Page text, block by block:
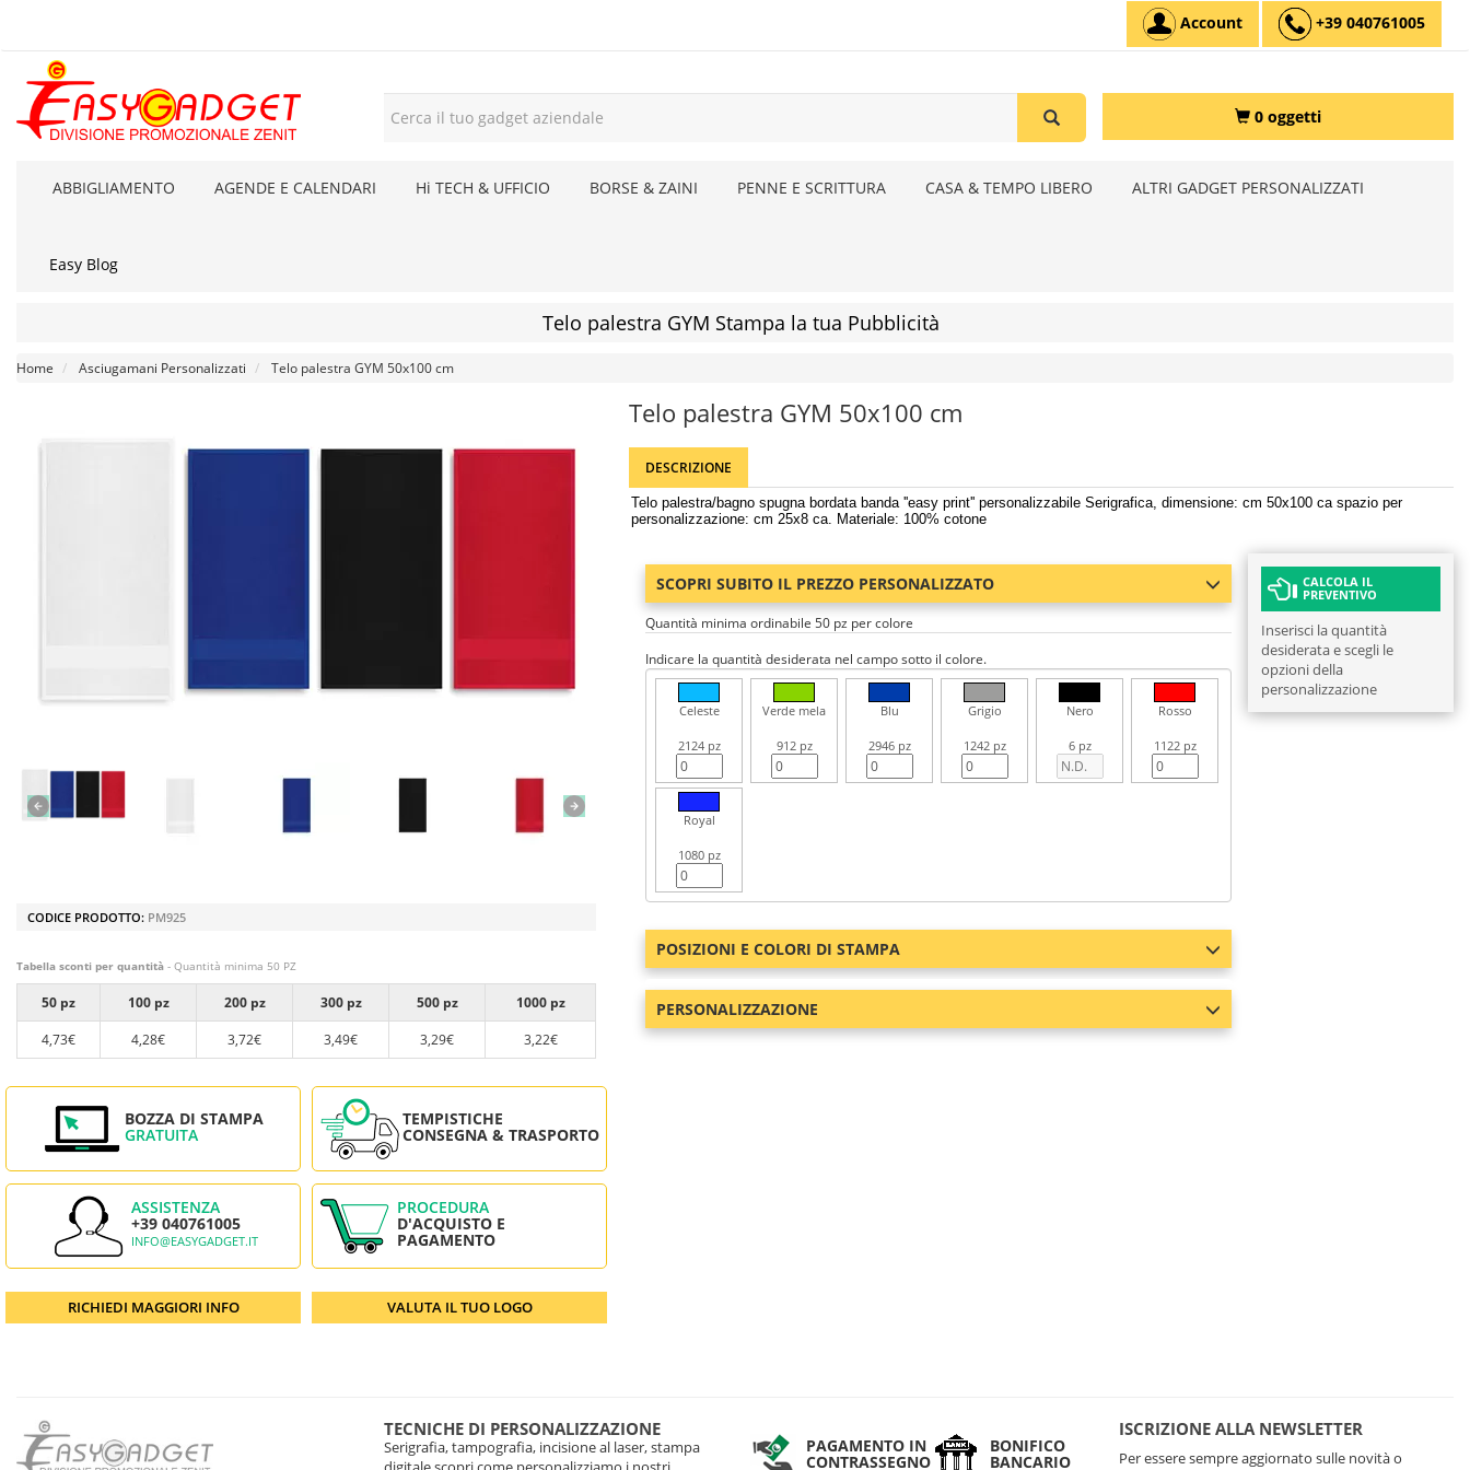
Account +39 040761005
0 oggetti
ABBIGLIAMENTO AGENDE E CALENDARI Hi TECH & UFFICIO BORSE & ZAINI PENNE E SCRITTURA CASA & TEMPO LIBERO ALTRI GADGET PERSONALIZZATI
Easy Blog
Telo palestra GYM Stampa la tua Pubblicità
Home Asciugamani Personalizzati Telo palestra GYM 50x100 cm
CODICE PRODOTTO: PM925
Tabella sconti per quantità - Quantità minima 50 PZ
50 pz 100 pz 200 pz 300 pz 500 pz
1000 pz
4,73€
4,28€ 3,72€ 3,49€ 3,29€ 3,22€
BOZZA DI STAMPA
GRATUITA
TEMPISTICHE
CONSEGNA & TRASPORTO
ASSISTENZA
+39 040761005
INFO@EASYGADGET.IT
PROCEDURA
D'ACQUISTO E
PAGAMENTO
RICHIEDI MAGGIORI INFO VALUTA IL TUO LOGO
Telo palestra GYM 50x100 cm
DESCRIZIONE
Telo palestra/bagno spugna bordata banda ''easy print'' personalizzabile Serigrafica, dimensione: cm 50x100 ca spazio per
personalizzazione: cm 25x8 ca. Materiale: 100% cotone
SCOPRI SUBITO IL PREZZO PERSONALIZZATO
Quantità minima ordinabile 50 pz per colore
Indicare la quantità desiderata nel campo sotto il colore.
Celeste
2124 pz
Verde mela
912 pz
Blu
2946 pz
Grigio
1242 pz
Nero
6 pz
Rosso
1122 pz
Royal
1080 pz
POSIZIONI E COLORI DI STAMPA
PERSONALIZZAZIONE
CALCOLA IL
PREVENTIVO
Inserisci la quantità
desiderata e scegli le
opzioni della
personalizzazione
TECNICHE DI PERSONALIZZAZIONE
Serigrafia, tampografia, incisione al laser, stampa
PAGAMENTO IN
CONTRASSEGNO
BONIFICO
BANCARIO
ISCRIZIONE ALLA NEWSLETTER
Per essere sempre aggiornato sulle novità o